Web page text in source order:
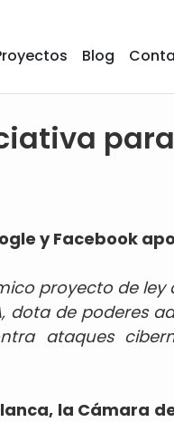
Blog
y Facebook
proyecto de
dota de poderes
ataques
la Cámara